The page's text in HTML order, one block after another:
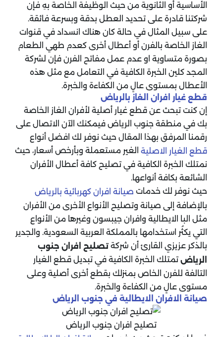
الأساسية أو الثانوية من حيث الوظيفة الخاصة بهِ فإن
شركتنا قادرة على تحديد العطل بدقة وبسرعة فائقة.
على سبيل المثال في حالة كان هناك انسداد في قنوات
الغاز الخاصة بالفرن أو أعطال أخرى كعدم طهي الطعام
بصورة متساوية او عدم عمل مفاتح الفرن فإن لشركة
المجد كلين الخبرة الكافية في التعامل مع مثل هذه
الأعطال بمستوى عالٍ من الكفاءة والخبرة.
قطع غيار افران الغاز بالرياض
إن كنت تبحث عن قطع غيار أصلية لأفران الغاز الخاصة
بك في منطقة جنوب الرياض فيمكنك الآن الاتصال على
رقمنا المرفق بهذا المقال حيث نوفر لك افضل أنواع
قطع الغيار الاصلية الغير مستعملة وبأرخص أسعار، حيث
نمتلك الخبرة الكافية في تصليح كافة أعطال الأفران
الشائعة بكافة أنواعها.
حيث نوفر لك خدمات صيانة افران كهربائية بالرياض
بالإضافة إلى صيانة وتصليح الأنواع الأخرى من الأفران
مثل البا الايطالية وافران جيبسون وغيرها من الأنواع
التي يكثُر استخدامها بالمملكة العربية السعودية. والجدير
بالذكر عزيزي القارئ أن شركة تصليح افران جنوب
الرياض تمتلك الخبرة الكافية في تبديل قطع الغيار
التالفة للفرن الخاص بمنزلك بقطع أخرى أصلية وعلى
مستوى عالٍ من الكفاءة والخبرة.
صيانة الافران الايطالية في جنوب الرياض
تصليح افران جنوب الرياض